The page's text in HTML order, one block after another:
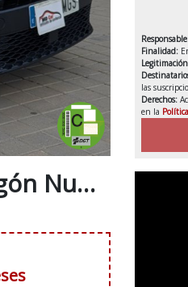
Volkswagen Caddy Profesional Maxi Furgón Nuevo Modelo 2.0Tdi 110Cv 6Velocidades IVA y Garantía Incl Etiqueta C
Finalidad:
las
Derechos:
en la